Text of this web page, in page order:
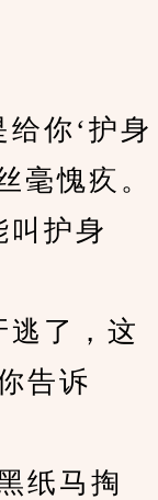
你‘护身
毫愧疚。
护身
了，这
告诉
纸马掏